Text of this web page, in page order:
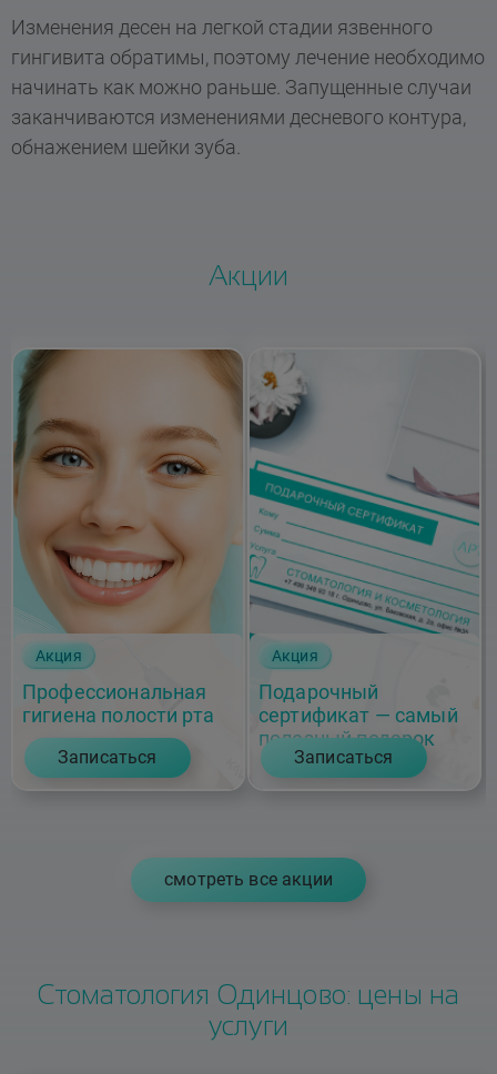
Изменения десен на легкой стадии язвенного
гингивита обратимы, поэтому лечение необходимо
начинать как можно раньше. Запущенные случаи
заканчиваются изменениями десневого контура,
обнажением шейки зуба.
Акции
Акция
Профессиональная
гигиена полости рта
Записаться
Акция
Подарочный
сертификат — самый
полезный подарок
Записаться
cмотреть все акции
Стоматология Одинцово: цены на
услуги